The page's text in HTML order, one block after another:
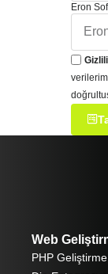
Eron
Web
PHP Geliştirme